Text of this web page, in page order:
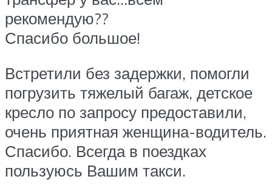
рекомендую??
Спасибо большое!
Встретили без задержки, помогли
погрузить тяжелый багаж, детское
кресло по запросу предоставили,
очень приятная женщина-водитель.
Спасибо. Всегда в поездках
пользуюсь Вашим такси.